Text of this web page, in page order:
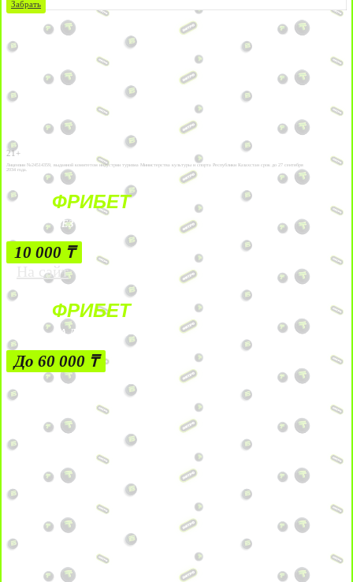
Забрать
21+
Лицензии №24514359, выданной комитетом индустрии туризма Министерства культуры и спорта Республики Казахстан срок до 27 сентября
2034 года.
ФРИБЕТ
БЕЗ УСЛОВИЙ
10 000 ₸
На сайт
ФРИБЕТ
ЗА ДЕПОЗИТЫ
До 60 000 ₸